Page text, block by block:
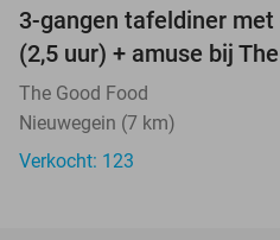
3-gangen tafeldiner
(2,5 uur) + amuse bij
The Good Food
Nieuwegein (7 km)
Verkocht: 123